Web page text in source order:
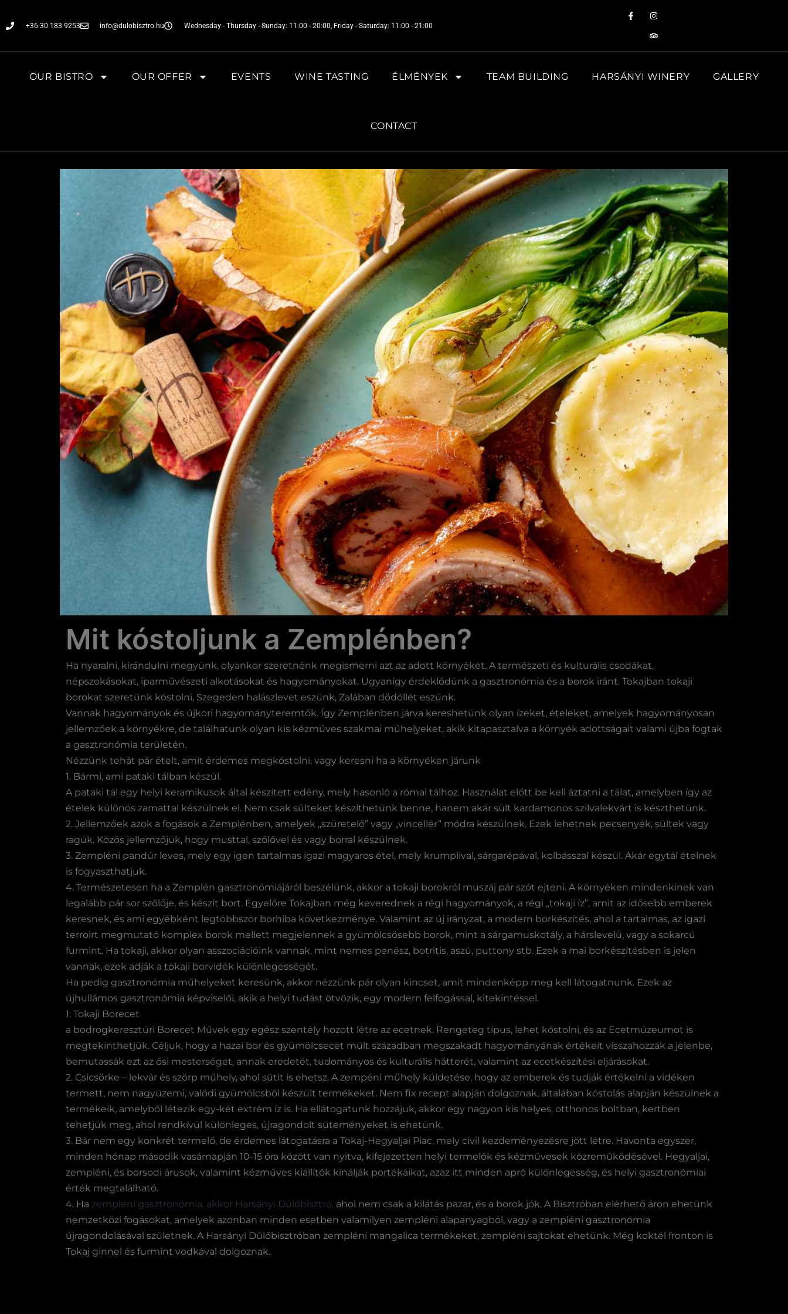
+36 30 183 9253 info@dulobisztro.hu Wednesday - Thursday - Sunday: 11:00 - 20:00, Friday - Saturday: 11:00 - 21:00
OUR BISTRO OUR OFFER EVENTS WINE TASTING ÉLMÉNYEK TEAM BUILDING HARSÁNYI WINERY GALLERY
CONTACT
Mit kóstoljunk a Zemplénben?
Ha nyaralni, kirándulni megyünk, olyankor szeretnénk megismerni azt az adott környéket. A természeti és kulturális csodákat,
népszokásokat, iparművészeti alkotásokat és hagyományokat. Ugyanígy érdeklődünk a gasztronómia és a borok iránt. Tokajban tokaji
borokat szeretünk kóstolni, Szegeden halászlevet eszünk, Zalában dödöllét eszünk.
Vannak hagyományok és újkori hagyományteremtők. Így Zemplénben járva kereshetünk olyan ízeket, ételeket, amelyek hagyományosan
jellemzőek a környékre, de találhatunk olyan kis kézműves szakmai műhelyeket, akik kitapasztalva a környék adottságait valami újba fogtak
a gasztronómia területén.
Nézzünk tehát pár ételt, amit érdemes megkóstolni, vagy keresni ha a környéken járunk
1. Bármi, ami pataki tálban készül.
A pataki tál egy helyi keramikusok által készített edény, mely hasonló a római tálhoz. Használat előtt be kell áztatni a tálat, amelyben így az
ételek különös zamattal készülnek el. Nem csak sülteket készíthetünk benne, hanem akár sült kardamonos szilvalekvárt is készthetünk.
2. Jellemzőek azok a fogások a Zemplénben, amelyek „szüretelő” vagy „vincellér” módra készülnek. Ezek lehetnek pecsenyék, sültek vagy
ragúk. Közös jellemzőjük, hogy musttal, szőlővel és vagy borral készülnek.
3. Zempléni pandúr leves, mely egy igen tartalmas igazi magyaros étel, mely krumplival, sárgarépával, kolbásszal készül. Akár egytál ételnek
is fogyaszthatjuk.
4. Természetesen ha a Zemplén gasztronómiájáról beszélünk, akkor a tokaji borokról muszáj pár szót ejteni. A környéken mindenkinek van
legalább pár sor szőlője, és készít bort. Egyelőre Tokajban még keverednek a régi hagyományok, a régi „tokaji íz”, amit az idősebb emberek
keresnek, és ami egyébként legtöbbször borhiba következménye. Valamint az új irányzat, a modern borkészítés, ahol a tartalmas, az igazi
terroirt megmutató komplex borok mellett megjelennek a gyümölcsösebb borok, mint a sárgamuskotály, a hárslevelű, vagy a sokarcú
furmint. Ha tokaji, akkor olyan asszociációink vannak, mint nemes penész, botritis, aszú, puttony stb. Ezek a mai borkészítésben is jelen
vannak, ezek adják a tokaji borvidék különlegességét.
Ha pedig gasztronómia műhelyeket keresünk, akkor nézzünk pár olyan kincset, amit mindenképp meg kell látogatnunk. Ezek az
újhullámos gasztronómia képviselői, akik a helyi tudást ötvözik, egy modern felfogással, kitekintéssel.
1. Tokaji Borecet
a bodrogkeresztúri Borecet Művek egy egész szentély hozott létre az ecetnek. Rengeteg típus, lehet kóstolni, és az Ecetmúzeumot is
megtekinthetjük. Céljuk, hogy a hazai bor és gyümölcsecet múlt században megszakadt hagyományának értékeit visszahozzák a jelenbe,
bemutassák ezt az ősi mesterséget, annak eredetét, tudományos és kulturális hátterét, valamint az ecetkészítési eljárásokat.
2. Csicsörke – lekvár és szörp műhely, ahol sütit is ehetsz. A zempéni műhely küldetése, hogy az emberek és tudják értékelni a vidéken
termett, nem nagyüzemi, valódi gyümölcsből készült termékeket. Nem fix recept alapján dolgoznak, általában kóstolás alapján készülnek a
termékeik, amelyből létezik egy-két extrém íz is. Ha ellátogatunk hozzájuk, akkor egy nagyon kis helyes, otthonos boltban, kertben
tehetjük meg, ahol rendkívül különleges, újragondolt süteményeket is ehetünk.
3. Bár nem egy konkrét termelő, de érdemes látogatásra a Tokaj-Hegyaljai Piac, mely civil kezdeményezésre jött létre. Havonta egyszer,
minden hónap második vasárnapján 10-15 óra között van nyitva, kifejezetten helyi termelők és kézművesek közreműködésével. Hegyaljai,
zempléni, és borsodi árusok, valamint kézműves kiállítók kínálják portékáikat, azaz itt minden apró különlegesség, és helyi gasztronómiai
érték megtalálható.
4. Ha zempléni gasztronómia, akkor Harsányi Dűlőbisztró, ahol nem csak a kilátás pazar, és a borok jók. A Bisztróban elérhető áron ehetünk
nemzetközi fogásokat, amelyek azonban minden esetben valamilyen zempléni alapanyagból, vagy a zempléni gasztronómia
újragondolásával születnek. A Harsányi Dűlőbisztróban zempléni mangalica termékeket, zempléni sajtokat ehetünk. Még koktél fronton is
Tokaj ginnel és furmint vodkával dolgoznak.